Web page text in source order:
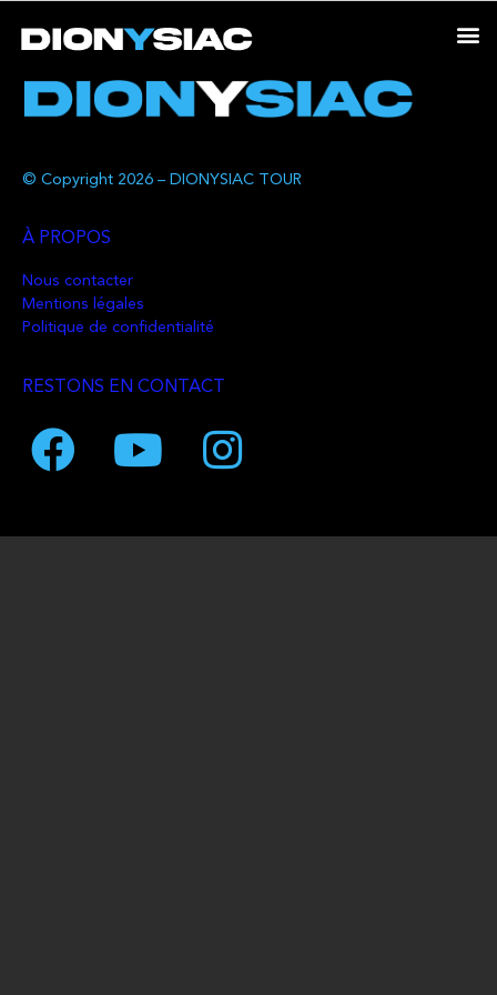
© Copyright 2026 – DIONYSIAC TOUR
À PROPOS
Nous contacter
Mentions légales
Politique de confidentialité
RESTONS EN CONTACT